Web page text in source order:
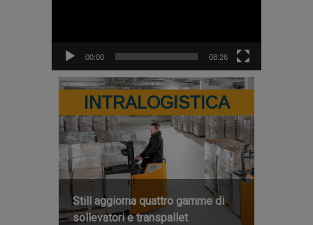
00:00 08:26
INTRALOGISTICA
Still aggiorna quattro gamme di
sollevatori e transpallet